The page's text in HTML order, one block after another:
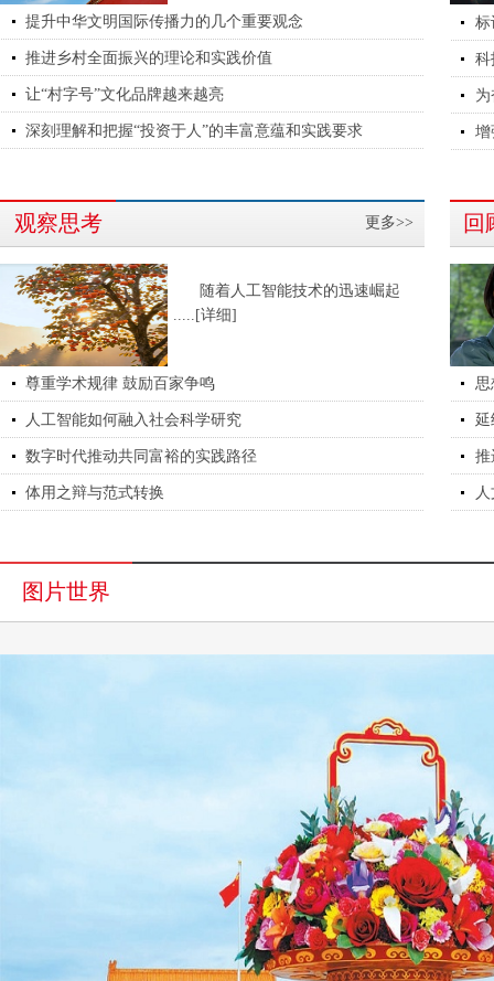
提升中华文明国际传播力的几个重要观念
推进乡村全面振兴的理论和实践价值
让“村字号”文化品牌越来越亮
深刻理解和把握“投资于人”的丰富意蕴和实践要求
标
科
增
观察思考 更多>>
随着人工智能技术的迅速崛起
.....[详细]
尊重学术规律 鼓励百家争鸣
人工智能如何融入社会科学研究
数字时代推动共同富裕的实践路径
体用之辩与范式转换
回
思
推
图片世界